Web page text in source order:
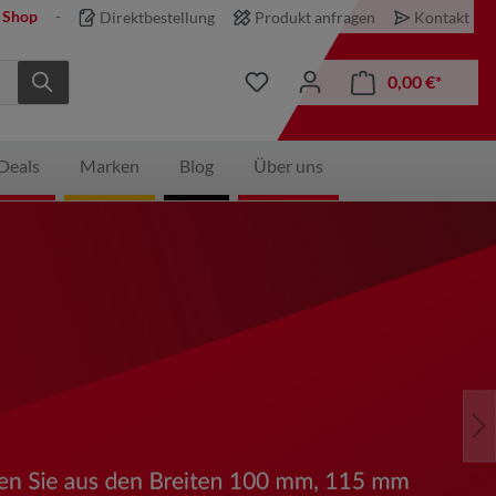
Direktbestellung Produkt anfragen Kontakt
0,00 €*
Marken Blog Über uns